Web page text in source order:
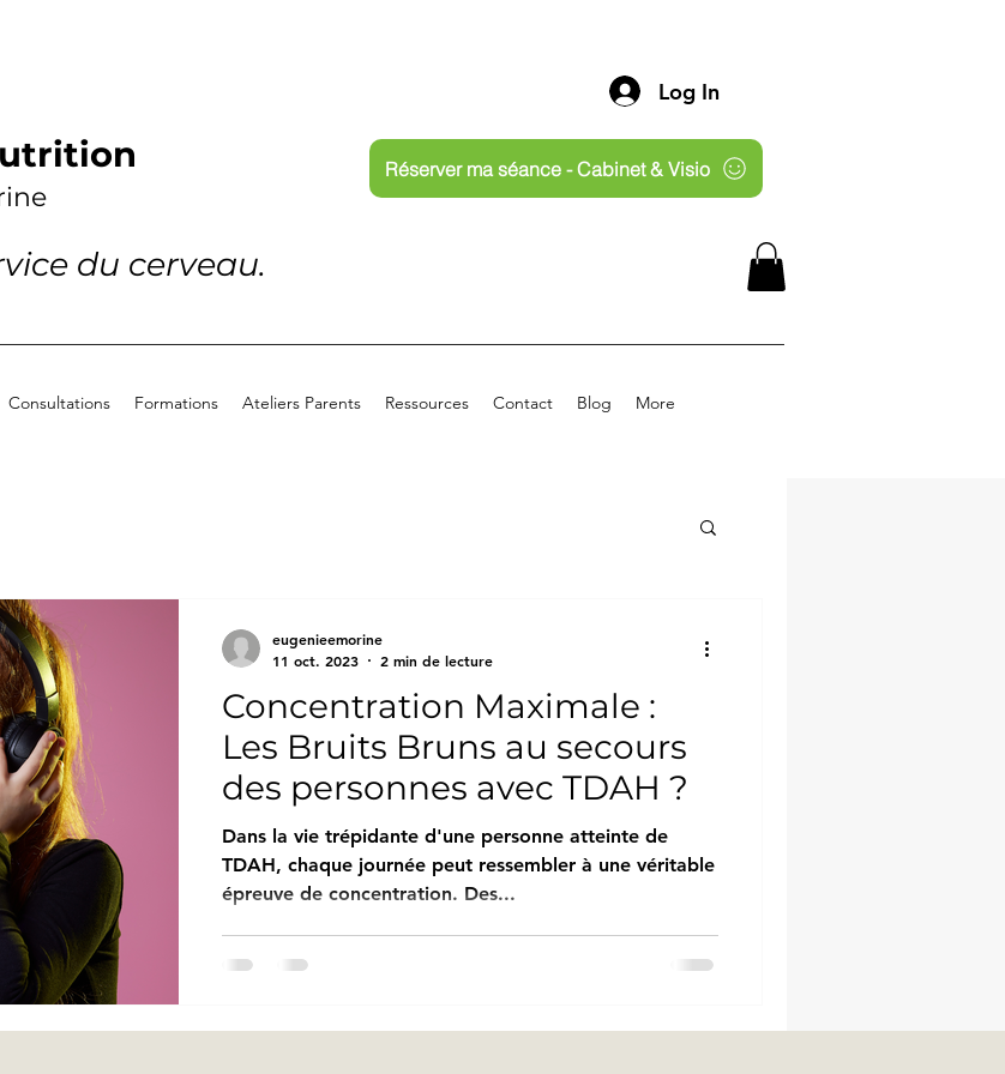
Log In
Réserver ma séance - Cabinet & Visio
du cerveau.
Consultations Formations Ateliers Parents Ressources Contact Blog More
Concentration Maximale :
Les Bruits Bruns au secours
des personnes avec TDAH ?
Dans la vie trépidante d'une personne atteinte de
TDAH, chaque journée peut ressembler à une véritable
épreuve de concentration. Des...
eugenieemorine
11 oct. 2023
2 min de lecture